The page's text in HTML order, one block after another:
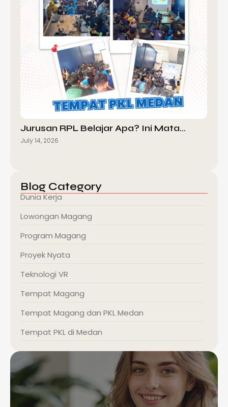
Jurusan RPL Belajar Apa? Ini Mata…
July 14, 2026
Blog Category
Dunia Kerja
Lowongan Magang
Program Magang
Proyek Nyata
Teknologi VR
Tempat Magang
Tempat Magang dan PKL Medan
Tempat PKL di Medan